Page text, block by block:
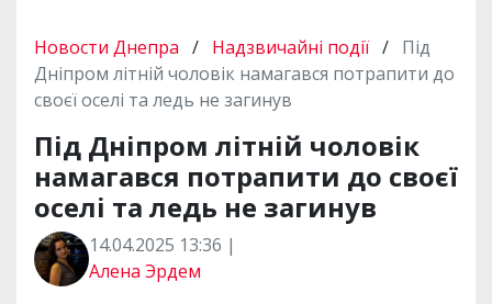
Новости Днепра / Надзвичайні події / Під
Дніпром літній чоловік намагався потрапити до
своєї оселі та ледь не загинув
Під Дніпром літній чоловік
намагався потрапити до своєї
оселі та ледь не загинув
14.04.2025 13:36 |
Алена Эрдем